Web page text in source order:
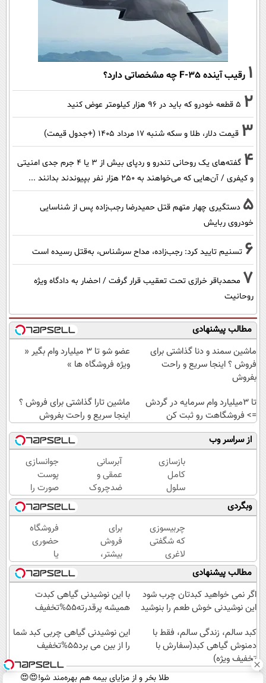
1 رقیب آینده F-35 چه مشخصاتی دارد؟
2 ۵ قطعه خودرو که باید در ۹۶ هزار کیلومتر عوض کنید
3 قیمت دلار، طلا و سکه شنبه ۱۷ مرداد ۱۴۰۵ (+جدول قیمت)
4
گفته‌های یک روحانی تندرو و ردپای بیش از ۳ یا ۴ جرم جدی امنیتی
و کیفری / آن‌هایی که می‌خواهند به ۲۵۰ هزار نفر بپیوندند بدانند ...
5 دستگیری چهار متهم قتل حمیدرضا رجب‌زاده پس از شناسایی
خودروی ربایش
6 تسنیم تایید کرد: رجب‌زاده، مداح سرشناس، به‌قتل رسیده است
7 محمدباقر خرازی تحت تعقیب قرار گرفت / احضار به دادگاه ویژه
روحانیت
مطالب پیشنهادی
ماشین سمند و دنا گذاشتی برای
فروش ؟ اینجا سریع و راحت
بفروش
عضو شو تا 3 میلیارد وام بگیر «
ویژه فروشگاه ها »
تا 3میلیارد وام سرمایه در گردش
=> فروشگاهت رو ثبت کن
ماشین تارا گذاشتی برای فروش ؟
اینجا سریع و راحت بفروش
از سراسر وب
بازسازی
کامل
سلول
های
مرده
پوست،
با کرم
جوانساز
جلبک(50%
تخفیف)
آبرسانی
عمقی و
ضدچروک
قوی
گیاهی
بدون
عوارض!!
(تخفیف
تا امشب)
جوانسازی
پوست
صورت را
با کرم
ضدچروک
آلمانی
تجربه
کنید!
وبگردی
چربیسوزی
که شگفتی
لاغری
آسان را
رقم زد!
برای
فروش
بیشتر،
همین
حالا
اقدام
کن (
نام
کن )
فروشگاه
حضوری
یا
اینترنتی
داری؟
راحت
محصول
خدماتت
رو
بفروش
مطالب پیشنهادی
اگر نمی خواهید کبدتان چرب شود
این نوشیدنی خوش طعم را بنوشید
با این نوشیدنی گیاهی کبدت
همیشه پرقدرته55%تخفیف
کبد سالم، زندگی سالم، فقط با
دمنوش گیاهی کبد(سفارش با
تخفیف ویژه)
این نوشیدنی گیاهی چربی کبد شما
را از بین می برد55%تخفیف
طلا بخر و از مزایای بیمه هم بهره‌مند شو!😍😍